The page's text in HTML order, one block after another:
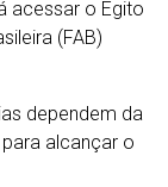
acessar o Egito
(FAB)
dependem da
alcançar o